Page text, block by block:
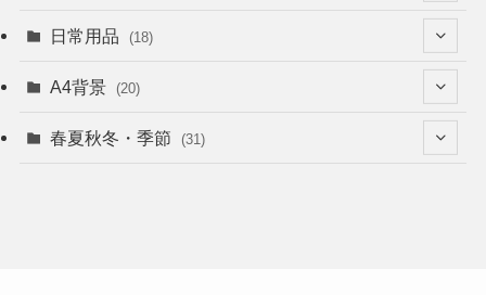
(36) (120)
(12)
(49)
(8)
日常用品 (18)
(13)
A4背景 (20)
(5)
春夏秋冬・季節 (31)